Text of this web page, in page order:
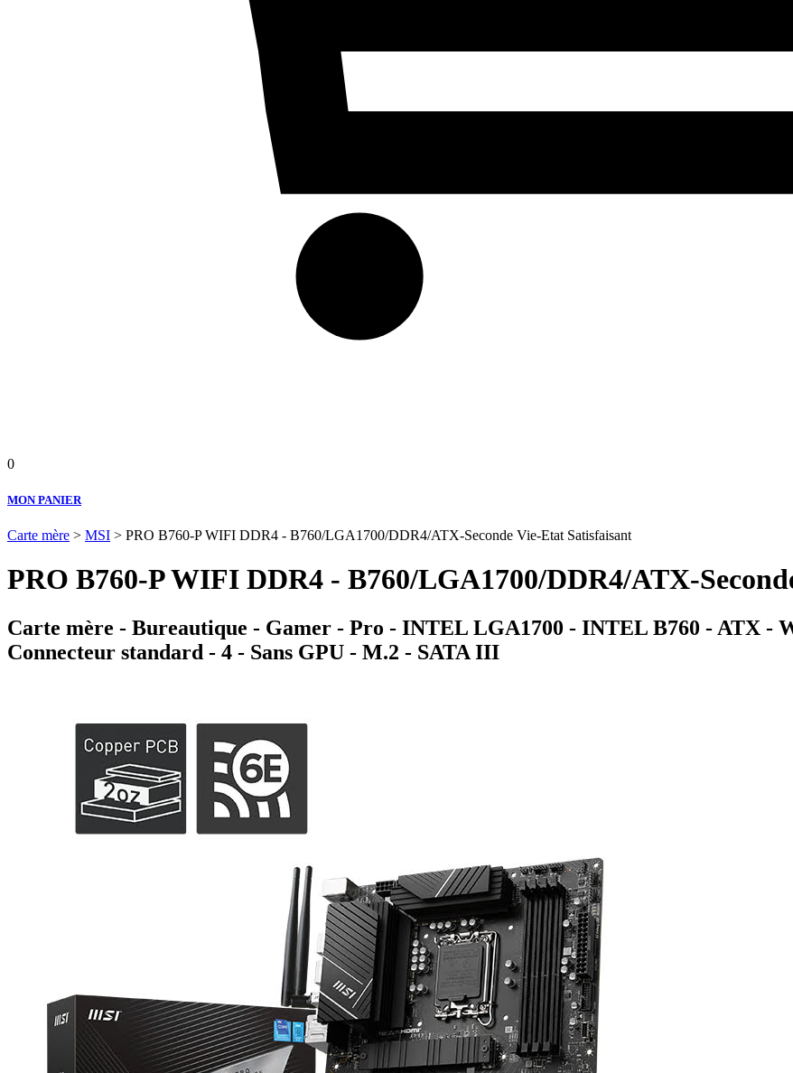
0
MON PANIER
Carte mère > MSI > PRO B760-P WIFI DDR4 - B760/LGA1700/DDR4/ATX-Seconde Vie-Etat Satisfaisant
PRO B760-P WIFI DDR4 - B760/LGA1700/DDR4/ATX-
Carte mère - Bureautique - Gamer - Pro - INTEL LGA1700 - INTEL B760 - ATX -
Connecteur standard - 4 - Sans GPU - M.2 - SATA III